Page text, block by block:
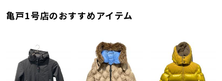
亀戸1号店のおすすめアイテム